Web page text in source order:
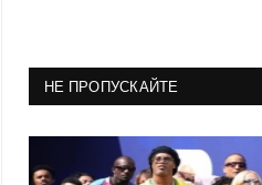
НЕ ПРОПУСКАЙТЕ